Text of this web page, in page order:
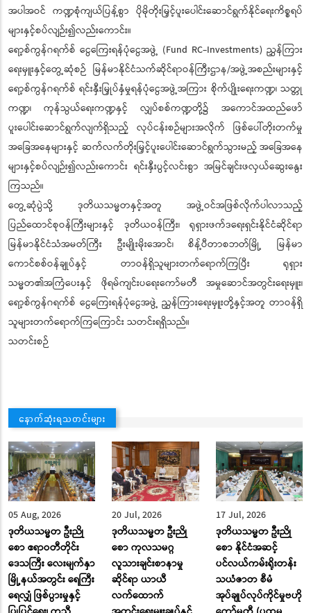
အပါအဝင် ကဏ္ဍစုံကျယ်ပြန့်စွာ ပိုမိုတိုးမြှင့်ပူးပေါင်းဆောင်ရွက်နိုင်ရေးကိစ္စရပ်
များနှင့်စပ်လျဉ်း၍လည်းကောင်း။
ရော့စ်ကွန်ဂရက်စ် ငွေကြေးရန်ပုံငွေအဖွဲ့ (Fund RC-Investments) ညွှန်ကြား
ရေးမှူးနှင့်တွေ့ဆုံစဉ် မြန်မာနိုင်ငံသက်ဆိုင်ရာဝန်ကြီးဌာန/အဖွဲ့အစည်းများနှင့်
ရော့စ်ကွန်ဂရက်စ် ရင်းနှီးမြှုပ်နှံမှုရန်ပုံငွေအဖွဲ့အကြား စိုက်ပျိုးရေးကဏ္ဍ၊ သတ္တု
ကဏ္ဍ၊ ကုန်သွယ်ရေးကဏ္ဍနှင့် လျှပ်စစ်ကဏ္ဍတို့၌ အကောင်အထည်ဖော်
ပူးပေါင်းဆောင်ရွက်လျက်ရှိသည့် လုပ်ငန်းစဉ်များအလိုက် ဖြစ်ပေါ်တိုးတက်မှု
အခြေအနေများနှင့် ဆက်လက်တိုးမြှင့်ပူးပေါင်းဆောင်ရွက်သွားမည့် အခြေအနေ
များနှင့်စပ်လျဉ်း၍လည်းကောင်း ရင်းနှီးပွင့်လင်းစွာ အမြင်ချင်းဖလှယ်ဆွေးနွေး
ကြသည်။
တွေ့ဆုံပွဲသို့ ဒုတိယသမ္မတနှင့်အတူ အဖွဲ့ဝင်အဖြစ်လိုက်ပါလာသည့်
ပြည်ထောင်စုဝန်ကြီးများနှင့် ဒုတိယဝန်ကြီး၊ ရုရှားဖက်ဒရေးရှင်းနိုင်ငံဆိုင်ရာ
မြန်မာနိုင်ငံသံအမတ်ကြီး ဦးမျိုးမိုးအောင်၊ စိန့်ပီတာစဘတ်မြို့ မြန်မာ
ကောင်စစ်ဝန်ချုပ်နှင့် တာဝန်ရှိသူများတက်ရောက်ကြပြီး ရုရှား
သမ္မတ၏အကြံပေးနှင့် ဖိုရမ်ကျင်းပရေးကော်မတီ အမှုဆောင်အတွင်းရေးမှူး၊
ရော့စ်ကွန်ဂရက်စ် ငွေကြေးရန်ပုံငွေအဖွဲ့ ညွှန်ကြားရေးမှူးတို့နှင့်အတူ တာဝန်ရှိ
သူများတက်ရောက်ကြကြောင်း သတင်းရရှိသည်။
သတင်းစဉ်
နောက်ဆုံးရသတင်းများ
05 Aug, 2026
ဒုတိယသမ္မတ ဦးညို
စော ဧရာဝတီတိုင်း
ဒေသကြီး လေးမျက်နှာ
မြို့နယ်အတွင်း ရေကြီး
ရေလျှံ ဖြစ်ပွားမှုနှင့်
20 Jul, 2026
ဒုတိယသမ္မတ ဦးညို
စော ကုလသမဂ္ဂ
လူသားချင်းစာနာမှု
ဆိုင်ရာ ယာယီ
လက်ထောက်
17 Jul, 2026
ဒုတိယသမ္မတ ဦးညို
စော နိုင်ငံအဆင့်
ပင်လယ်ကမ်းရိုးတန်း
သယံဇာတ စီမံ
အုပ်ချုပ်လုပ်ကိုင်မှုဗဟို